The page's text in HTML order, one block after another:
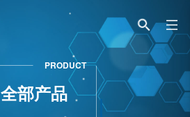
全部产品
PRODUCT